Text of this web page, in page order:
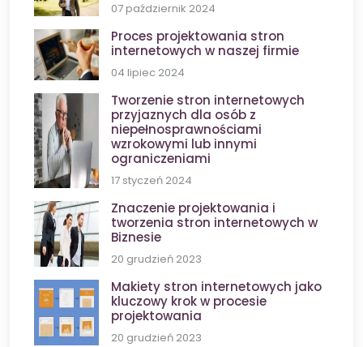
07 październik 2024
Proces projektowania stron
internetowych w naszej firmie
04 lipiec 2024
Tworzenie stron internetowych
przyjaznych dla osób z
niepełnosprawnościami
wzrokowymi lub innymi
ograniczeniami
17 styczeń 2024
Znaczenie projektowania i
tworzenia stron internetowych w
Biznesie
20 grudzień 2023
Makiety stron internetowych jako
kluczowy krok w procesie
projektowania
20 grudzień 2023